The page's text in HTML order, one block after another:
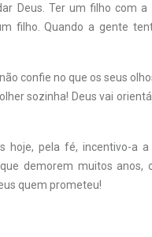
Deus. Ter um filho com a
filho. Quando a gente
confie no que os seus
sozinha! Deus vai
hoje, pela fé, incentivo-a
demorem muitos anos,
quem prometeu!